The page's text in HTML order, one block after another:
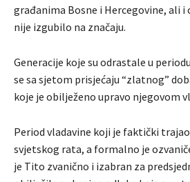
građanima Bosne i Hercegovine, ali i
nije izgubilo na značaju.
Generacije koje su odrastale u
se sa sjetom prisjećaju “zlatnog”
koje je obilježeno upravo njegovom
Period vladavine koji je faktički
svjetskog rata, a formalno je
je Tito zvanično i izabran za